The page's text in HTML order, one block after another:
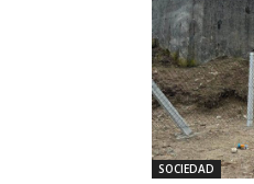
SOCIEDAD